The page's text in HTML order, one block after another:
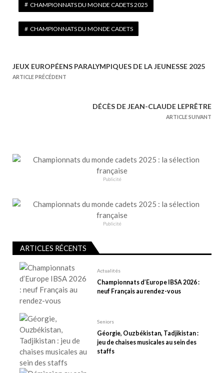
CHAMPIONNATS DU MONDE CADETS 2025
CHAMPIONNATS DU MONDE CADETS
N
t
i
d
’
a
JEUX EUROPÉENS PARALYMPIQUES DE LA JEUNESSE 2025
ARTICLE PRÉCÉDENT
DÉCÈS DE JEAN-CLAUDE LEPRÊTRE
ARTICLE SUIVANT
Publicité
Publicité
ARTICLES RÉCENTS
Actualités
Championnats d’Europe IBSA 2026 :
neuf Français au rendez-vous
Seniors
Géorgie, Ouzbékistan, Tadjikistan :
jeu de chaises musicales au sein des
staffs